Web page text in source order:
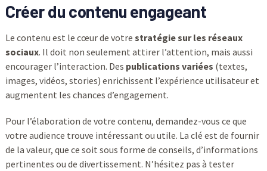
Créer du contenu engageant
Le contenu est le cœur de votre stratégie sur les réseaux
sociaux. Il doit non seulement attirer l’attention, mais aussi
encourager l’interaction. Des publications variées (textes,
images, vidéos, stories) enrichissent l’expérience utilisateur et
augmentent les chances d’engagement.
Pour l’élaboration de votre contenu, demandez-vous ce que
votre audience trouve intéressant ou utile. La clé est de fournir
de la valeur, que ce soit sous forme de conseils, d’informations
pertinentes ou de divertissement. N’hésitez pas à tester